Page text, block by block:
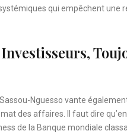
qui empêchent une
Nguesso vante
des affaires. Il faut dire
de la Banque mondiale